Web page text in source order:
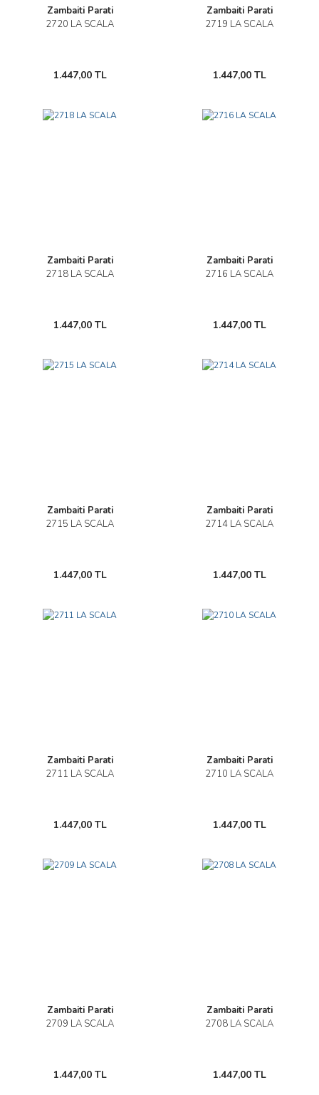
Zambaiti Parati
2720 LA SCALA
1.447,00 TL
Zambaiti Parati
2719 LA SCALA
1.447,00 TL
Zambaiti Parati
2718 LA SCALA
1.447,00 TL
Zambaiti Parati
2716 LA SCALA
1.447,00 TL
Zambaiti Parati
2715 LA SCALA
1.447,00 TL
Zambaiti Parati
2714 LA SCALA
1.447,00 TL
Zambaiti Parati
2711 LA SCALA
1.447,00 TL
Zambaiti Parati
2710 LA SCALA
1.447,00 TL
Zambaiti Parati
2709 LA SCALA
1.447,00 TL
Zambaiti Parati
2708 LA SCALA
1.447,00 TL